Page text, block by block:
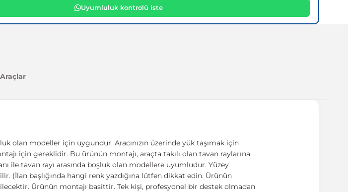
Uyumluluk kontrolü iste
olan modeller için uygundur. Aracınızın üzerinde yük taşımak için
için gereklidir. Bu ürünün montajı, araçta takılı olan tavan raylarına
ile tavan rayı arasında boşluk olan modellere uyumludur. Yüzey
(İlan başlığında hangi renk yazdığına lütfen dikkat edin. Ürünün
Ürünün montajı basittir. Tek kişi, profesyonel bir destek olmadan